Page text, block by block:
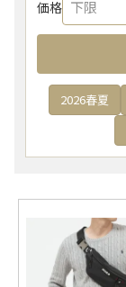
価格
2026春夏